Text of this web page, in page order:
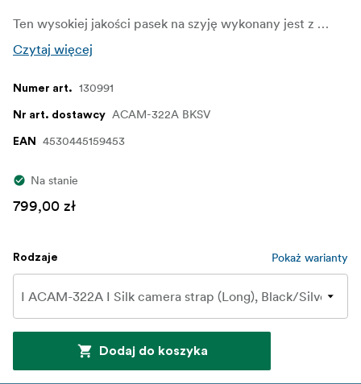
Ten wysokiej jakości pasek na szyję wykonany jest z jedwabnego warkocza, materiału cenionego w tradycyjnej japońskiej odzieży. Jego miękka tekstura i piękny połysk, w połączeniu z drobiazgowym kunsztem doświadczonych rzemieślników z długoletniego warsztatu plecionkarskiego w Kioto, skutkują trwałym paskiem, który jest delikatny dla skóry. Dzięki tradycyjnej płaskiej konstrukcji pasek ten jest elastyczny i odporny na skręcanie, zapewniając komfort nawet podczas długotrwałego użytkowania. ACAM-320A o wszechstronnej długości 1200 mm może być noszony jako pasek na szyję lub na ramię, oferując elastyczność dopasowaną do osobistego stylu i preferencji.
Czytaj więcej
Numer art. 130991
Nr art. dostawcy ACAM-322A BKSV
EAN 4530445159453
Na stanie
799,00 zł
Rodzaje Pokaż warianty
Dodaj do koszyka